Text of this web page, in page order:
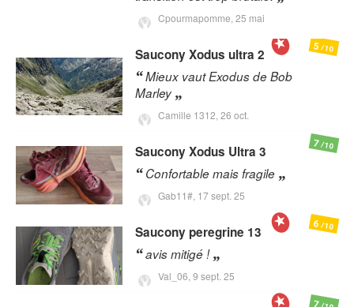
Cpourmapomme, 25 mai
SauconyXodus ultra 2
Mieux vaut Exodus de Bob
Marley
Camille 1312, 26 oct.
5/10
SauconyXodus Ultra 3
Confortable mais fragile
Gab11#, 17 sept. 25
7/10
Saucony peregrine 13
avis mitigé !
Val_06, 9 sept. 25
6/10